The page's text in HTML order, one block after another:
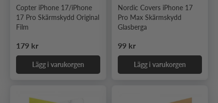
Copter iPhone 17/iPhone
17 Pro Skärmskydd Original
Film
Ordinarie pris
179 kr
Lägg i varukorgen
Nordic Covers iPhone 17
Pro Max Skärmskydd
Glasberga
Ordinarie pris
99 kr
Lägg i varukorgen